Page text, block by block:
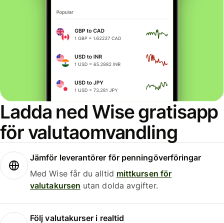
Ladda ned Wise gratisapp
för valutaomvandling
Jämför leverantörer för penningöverföringar
Med Wise får du alltid mittkursen för
valutakursen utan dolda avgifter.
Följ valutakurser i realtid